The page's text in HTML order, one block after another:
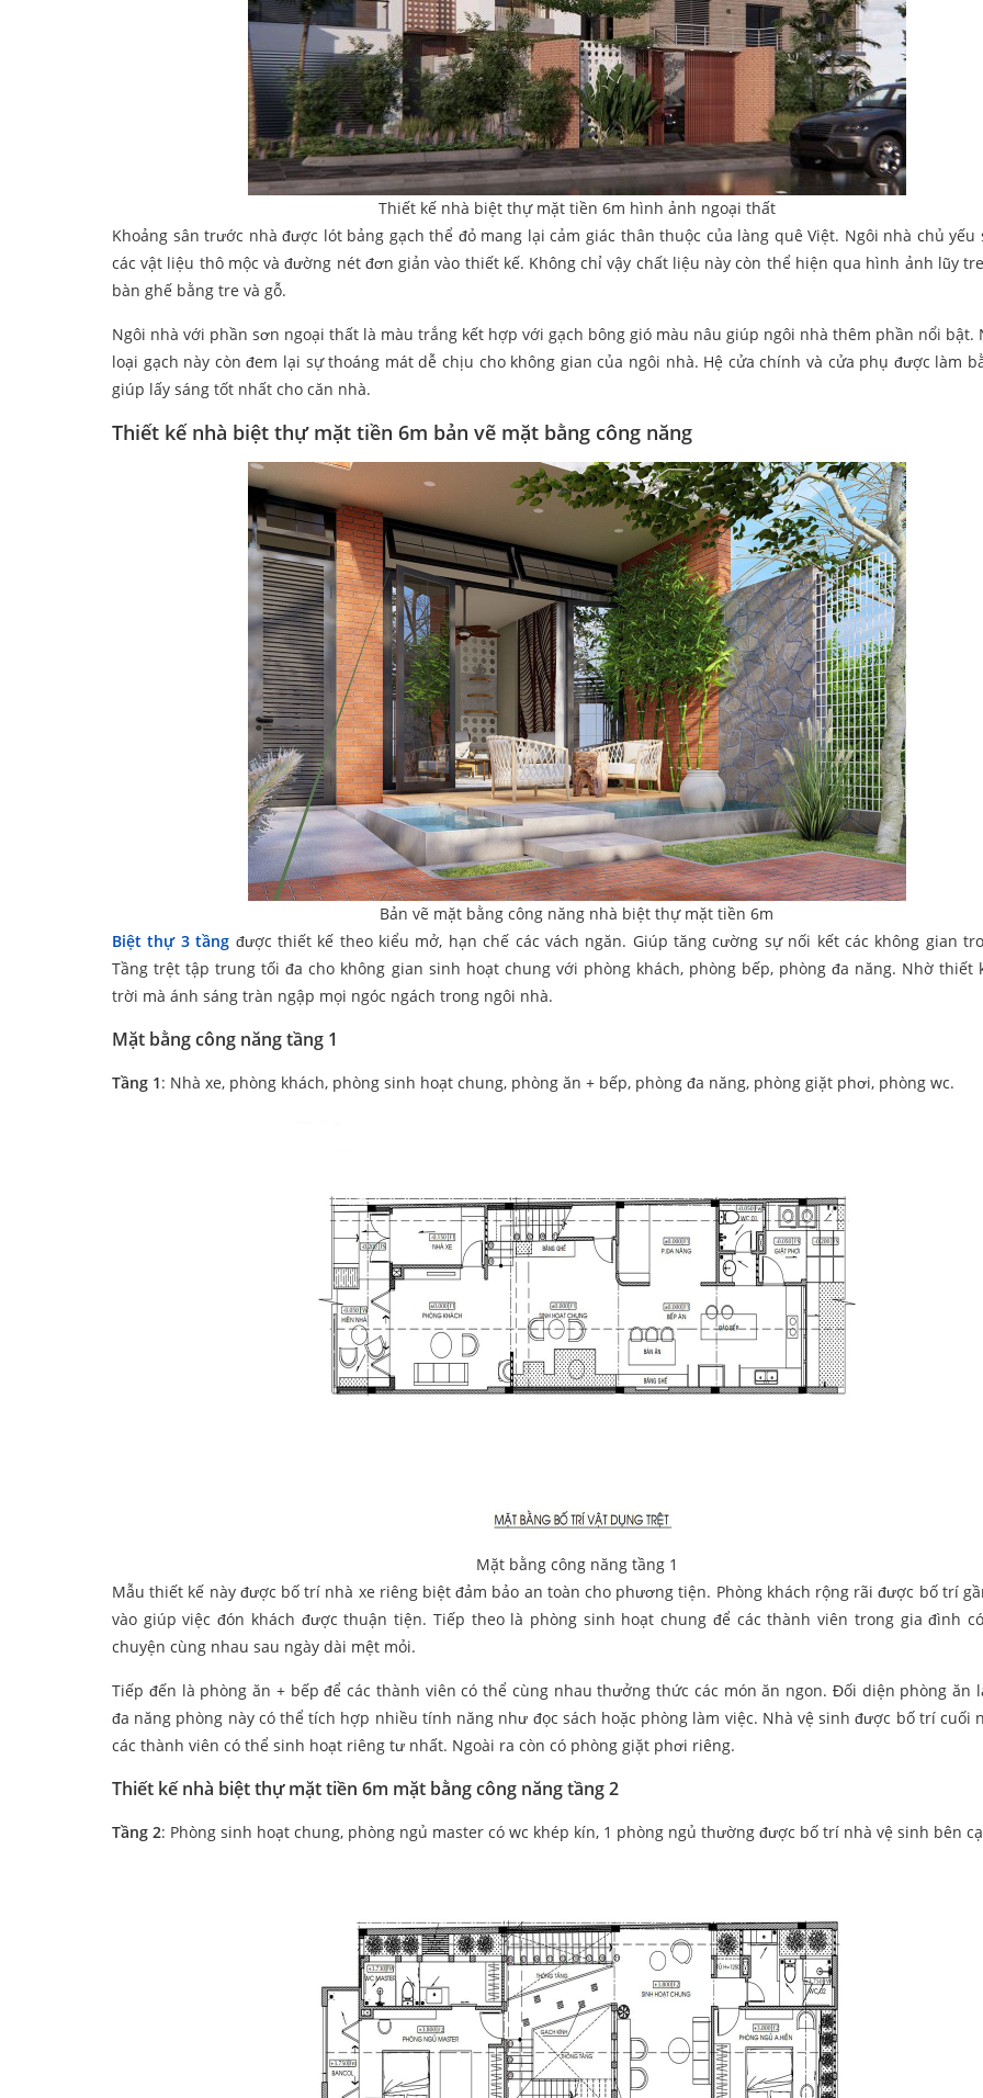
Thiết kế nhà biệt thự mặt tiền 6m hình ảnh ngoại thất
Khoảng sân trước nhà được lót bảng gạch thể đỏ mang lại cảm giác thân thuộc của làng quê Việt. Ngôi nhà chủ yếu
các vật liệu thô mộc và đường nét đơn giản vào thiết kế. Không chỉ vậy chất liệu này còn thể hiện qua hình ảnh lũy
bàn ghế bằng tre và gỗ.
Ngôi nhà với phần sơn ngoại thất là màu trắng kết hợp với gạch bông gió màu nâu giúp ngôi nhà thêm phần nổi bật.
loại gạch này còn đem lại sự thoáng mát dễ chịu cho không gian của ngôi nhà. Hệ cửa chính và cửa phụ được làm
giúp lấy sáng tốt nhất cho căn nhà.
Thiết kế nhà biệt thự mặt tiền 6m bản vẽ mặt bằng công năng
Bản vẽ mặt bằng công năng nhà biệt thự mặt tiền 6m
Biệt thự 3 tầng được thiết kế theo kiểu mở, hạn chế các vách ngăn. Giúp tăng cường sự nối kết các không gian
Tầng trệt tập trung tối đa cho không gian sinh hoạt chung với phòng khách, phòng bếp, phòng đa năng. Nhờ thiết
trời mà ánh sáng tràn ngập mọi ngóc ngách trong ngôi nhà.
Mặt bằng công năng tầng 1
Tầng 1: Nhà xe, phòng khách, phòng sinh hoạt chung, phòng ăn + bếp, phòng đa năng, phòng giặt phơi, phòng wc.
Mặt bằng công năng tầng 1
Mẫu thiết kế này được bố trí nhà xe riêng biệt đảm bảo an toàn cho phương tiện. Phòng khách rộng rãi được bố trí
vào giúp việc đón khách được thuận tiện. Tiếp theo là phòng sinh hoạt chung để các thành viên trong gia đình
chuyện cùng nhau sau ngày dài mệt mỏi.
Tiếp đến là phòng ăn + bếp để các thành viên có thể cùng nhau thưởng thức các món ăn ngon. Đối diện phòng ăn
đa năng phòng này có thể tích hợp nhiều tính năng như đọc sách hoặc phòng làm việc. Nhà vệ sinh được bố trí cuối
các thành viên có thể sinh hoạt riêng tư nhất. Ngoài ra còn có phòng giặt phơi riêng.
Thiết kế nhà biệt thự mặt tiền 6m mặt bằng công năng tầng 2
Tầng 2: Phòng sinh hoạt chung, phòng ngủ master có wc khép kín, 1 phòng ngủ thường được bố trí nhà vệ sinh bên